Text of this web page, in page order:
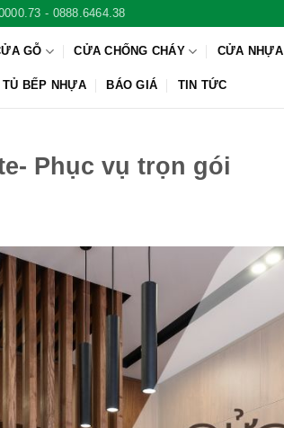
- 0888.6464.38
GỖ CỬA CHỐNG CHÁY CỬA NHỰA
TỦ BẾP NHỰA BÁO GIÁ TIN TỨC
Phục vụ trọn gói